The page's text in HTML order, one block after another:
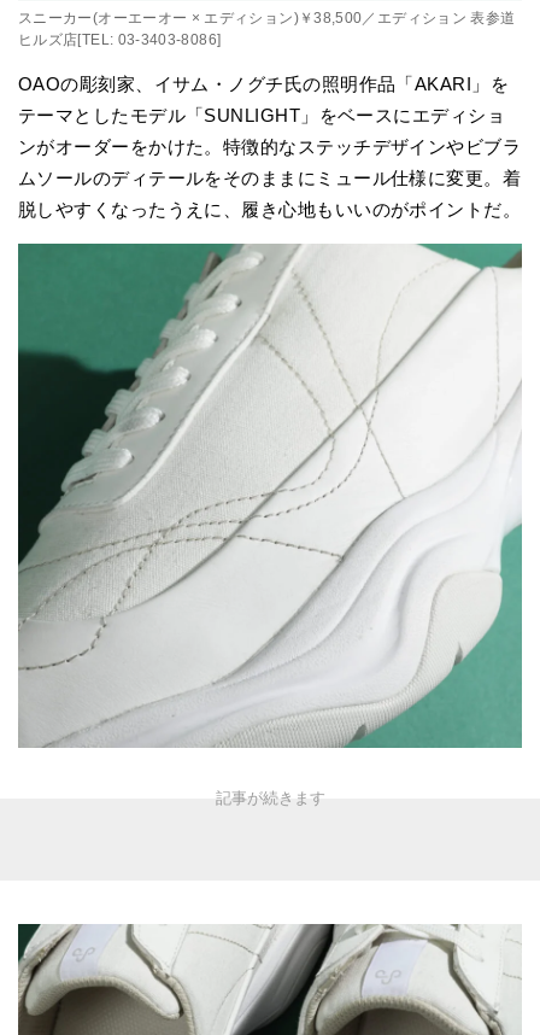
スニーカー(オーエーオー × エディション)￥38,500／エディション 表参道
ヒルズ店[TEL: 03-3403-8086]
OAOの彫刻家、イサム・ノグチ氏の照明作品「AKARI」を
テーマとしたモデル「SUNLIGHT」をベースにエディショ
ンがオーダーをかけた。特徴的なステッチデザインやビブラ
ムソールのディテールをそのままにミュール仕様に変更。着
脱しやすくなったうえに、履き心地もいいのがポイントだ。